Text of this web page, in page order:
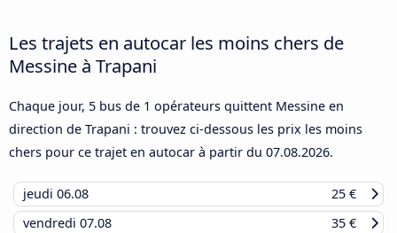
Les trajets en autocar les moins chers de
Messine à Trapani
Chaque jour, 5 bus de 1 opérateurs quittent Messine en
direction de Trapani : trouvez ci-dessous les prix les moins
chers pour ce trajet en autocar à partir du 07.08.2026.
jeudi 06.08
25 €
vendredi 07.08
35 €